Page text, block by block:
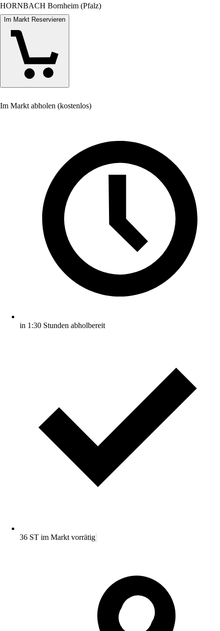
HORNBACH Bornheim (Pfalz)
Im Markt Reservieren
Im Markt abholen (kostenlos)
in 1:30 Stunden abholbereit
36 ST im Markt vorrätig